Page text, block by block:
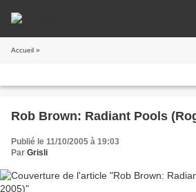
Accueil »
Rob Brown: Radiant Pools
Publié le 11/10/2005 à 19:03
Par Grisli